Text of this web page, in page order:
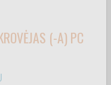
(-A) PC